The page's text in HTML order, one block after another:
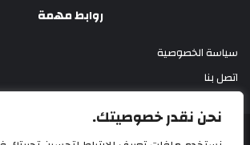
نحن نقدر خصوصيتك.
روابط مهمة
سياسة الخصوصية
اتصل بنا